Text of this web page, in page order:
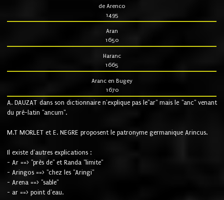
de Arenco
1495
Aran
1650
Haranc
1665
Aranc en Bugey
1670
A. DAUZAT dans son dictionnaire n'explique pas le"ar" mais le "anc" venant
du pré-latin "ancum".
M.T MORLET et E. NEGRE proposent le patronyme germanique Arincus.
Il existe d'autres explications :
- Ar ==> "près de" et Randa "limite"
- Aringos ==> "chez les "Aringi"
- Arena ==> "sable"
- ar ==> point d'eau.